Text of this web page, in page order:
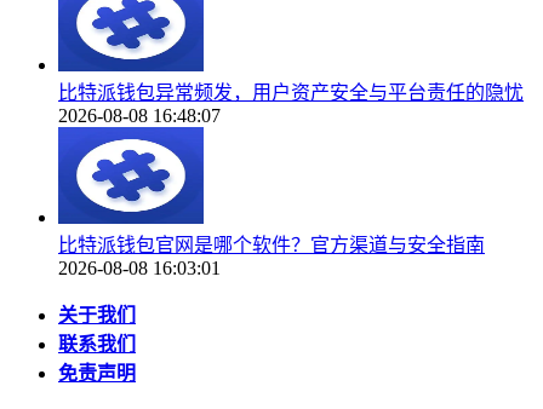
比特派钱包异常频发，用户资产安全与平台责任的隐忧
2026-08-08 16:48:07
比特派钱包官网是哪个软件？官方渠道与安全指南
2026-08-08 16:03:01
关于我们
联系我们
免责声明